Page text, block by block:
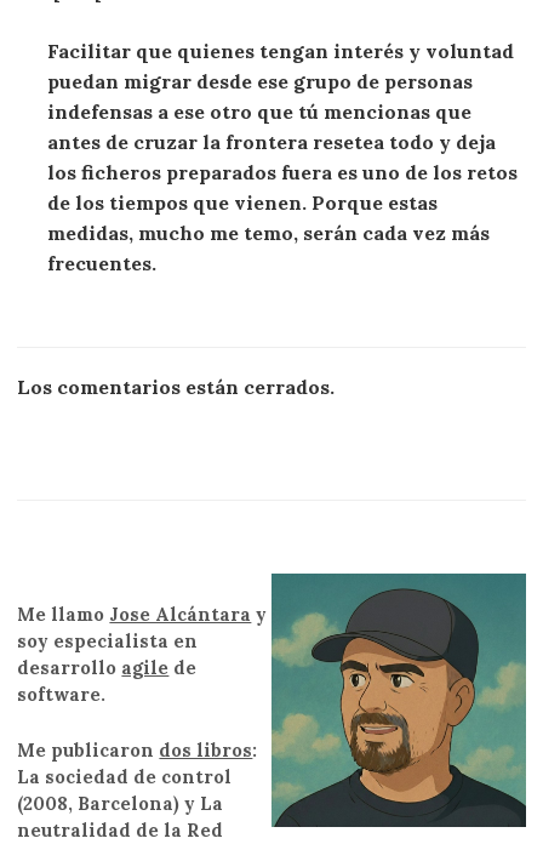
Facilitar que quienes tengan interés y voluntad
puedan migrar desde ese grupo de personas
indefensas a ese otro que tú mencionas que
antes de cruzar la frontera resetea todo y deja
los ficheros preparados fuera es uno de los retos
de los tiempos que vienen. Porque estas
medidas, mucho me temo, serán cada vez más
frecuentes.
Los comentarios están cerrados.
Me llamo Jose Alcántara y
soy especialista en
desarrollo agile de
software.
Me publicaron dos libros:
La sociedad de control
(2008, Barcelona) y La
neutralidad de la Red